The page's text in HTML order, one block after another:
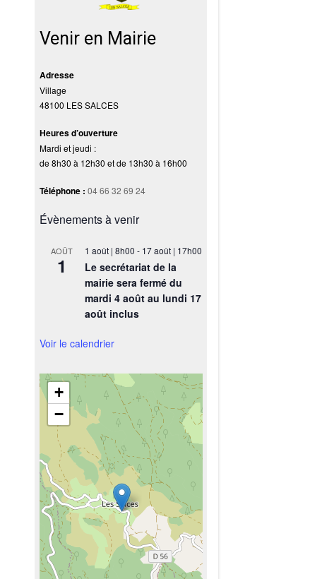
Venir en Mairie
Adresse
Village
48100 LES SALCES
Heures d’ouverture
Mardi et jeudi :
de 8h30 à 12h30 et de 13h30 à 16h00
Téléphone : 04 66 32 69 24
Évènements à venir
AOÛT
1
1 août | 8h00 - 17 août | 17h00
Le secrétariat de la
mairie sera fermé du
mardi 4 août au lundi 17
août inclus
Voir le calendrier
+
−